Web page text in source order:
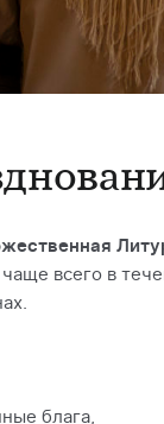
всего в
блага,